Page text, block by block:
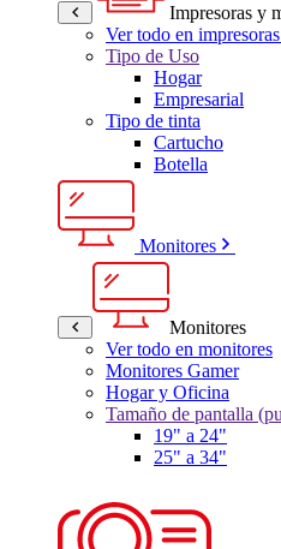
Impresoras y
Ver todo en
Tipo de Uso
Hogar
Empresarial
Tipo de tinta
Cartucho
Botella
Monitores
Monitores
Ver todo en monitores
Monitores Gamer
Hogar y Oficina
Tamaño de pantalla
19" a 24"
25" a 34"